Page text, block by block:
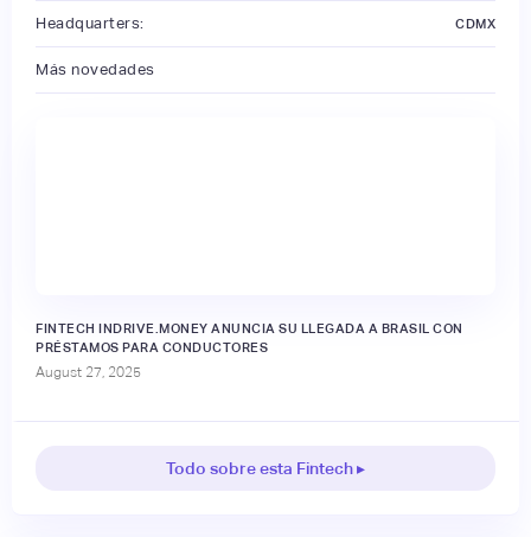
Headquarters: CDMX
Más novedades
FINTECH INDRIVE.MONEY ANUNCIA SU LLEGADA A BRASIL CON
PRÉSTAMOS PARA CONDUCTORES
August 27, 2025
Todo sobre esta Fintech ▸